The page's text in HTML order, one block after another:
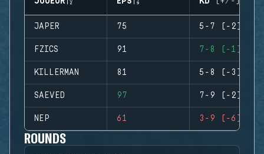
JAPER 75 5-7 (-2)
FZICS 91 7-8 (-1)
KILLERMAN 81 5-8 (-3)
SAEVED 97 7-9 (-2)
NEP 61 3-9 (-6)
ROUNDS